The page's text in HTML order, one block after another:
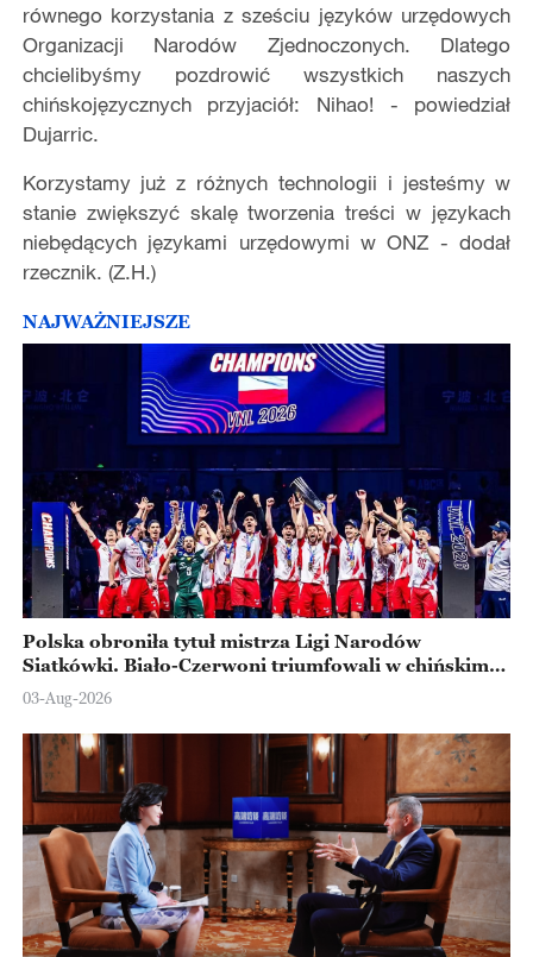
równego korzystania z sześciu języków urzędowych
Organizacji Narodów Zjednoczonych. Dlatego
chcielibyśmy pozdrowić wszystkich naszych
chińskojęzycznych przyjaciół: Nihao! - powiedział
Dujarric.
Korzystamy już z różnych technologii i jesteśmy w
stanie zwiększyć skalę tworzenia treści w językach
niebędących językami urzędowymi w ONZ - dodał
rzecznik. (Z.H.)
NAJWAŻNIEJSZE
Polska obroniła tytuł mistrza Ligi Narodów
Siatkówki. Biało-Czerwoni triumfowali w chińskim
Ningbo
03-Aug-2026